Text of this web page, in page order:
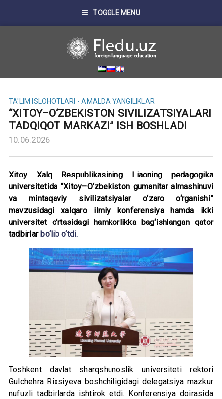
TOGGLE MENU
TA'LIM ISLOHOTLARI - AMALDA YANGILIKLAR
“XITOY–O‘ZBEKISTON SIVILIZATSIYALARI
TADQIQOT MARKAZI” ISH BOSHLADI
10.06.2026
Xitoy Xalq Respublikasining Liaoning pedagogika
universitetida “Xitoy–O‘zbekiston gumanitar almashinuvi
va mintaqaviy sivilizatsiyalar o‘zaro o‘rganishi”
mavzusidagi xalqaro ilmiy konferensiya hamda ikki
universitet o‘rtasidagi hamkorlikka bag‘ishlangan qator
tadbirlar bo‘lib o‘tdi.
Toshkent davlat sharqshunoslik universiteti rektori
Gulchehra Rixsiyeva boshchiligidagi delegatsiya mazkur
nufuzli tadbirlarda ishtirok etdi. Konferensiya doirasida